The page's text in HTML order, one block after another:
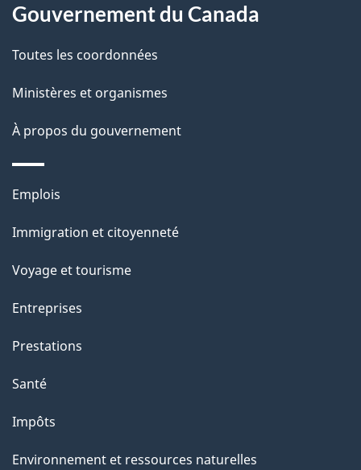
a
g
e
a
c
i
o
s
u
r
e
t
e
p
g
e
Gouvernement du Canada
Toutes les coordonnées
Ministères et organismes
À propos du gouvernement
Thèmes
sujets
Emplois
Immigration et citoyenneté
Voyage et tourisme
Entreprises
Prestations
Santé
Impôts
Environnement et ressources naturelles